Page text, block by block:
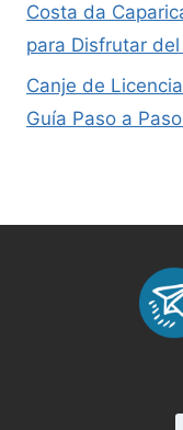
Costa da
para Disfrutar
Canje de
Guía Paso a